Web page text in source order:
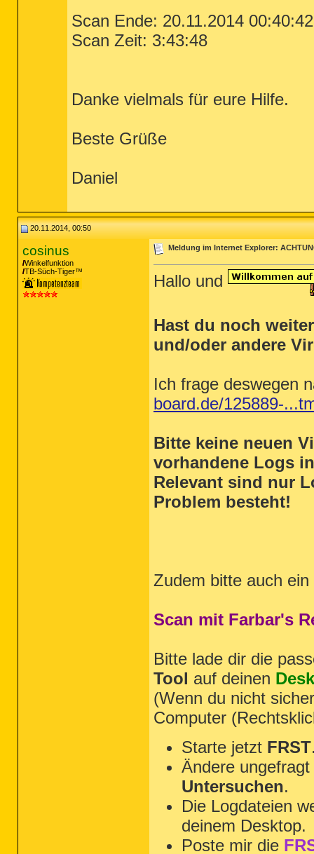
Scan Ende: 20.11.2014 00:40:42
Scan Zeit: 3:43:48
Danke vielmals für eure Hilfe.
Beste Grüße
Daniel
20.11.2014, 00:50
cosinus
Winkelfunktion
TB-Süch-Tiger™
Meldung im Internet Explorer:
Hallo und
Hast du noch
und/oder andere
Ich frage deswegen
board.de/125889-
Bitte keine neuen
vorhandene Logs
Relevant sind nur
Problem besteht!
Zudem bitte auch
Scan mit Farbar's
Bitte lade dir die
Tool auf deinen
(Wenn du nicht
Computer
Starte jetzt FRST
Ändere
Untersuchen.
Die Logdateien
deinem Desktop.
Poste mir die